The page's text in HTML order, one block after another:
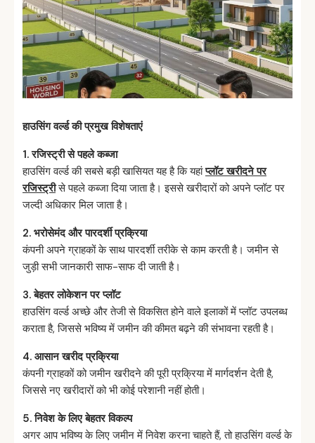
हाउसिंगवर्ल्डकीप्रमुखविशेषताएं
1. रजिस्ट्री से पहले कब्जा
हाउसिंग वर्ल्ड की सबसे बड़ी खासियत यह है कि यहांप्लॉट खरीदने पर
रजिस्ट्रीसे पहले कब्जा दिया जाता है। इससे खरीदारों को अपने प्लॉट पर
जल्दी अधिकार मिल जाता है।
2. भरोसेमंदऔरपारदर्शीप्रक्रिया
कंपनी अपने ग्राहकों के साथ पारदर्शी तरीके से काम करती है। जमीन से
जुड़ी सभी जानकारी साफ-साफ दी जाती है।
3.बेहतरलोकेशनपरप्लॉट
हाउसिंग वर्ल्ड अच्छे और तेजी से विकसित होने वाले इलाकों में प्लॉट उपलब्ध
कराता है, जिससे भविष्य में जमीन की कीमत बढ़ने की संभावना रहती है।
4. आसानखरीदप्रक्रिया
कंपनी ग्राहकों को जमीन खरीदने की पूरी प्रक्रिया में मार्गदर्शन देती है,
जिससे नए खरीदारों को भी कोई परेशानी नहीं होती।
5.निवेशकेलिएबेहतरविकल्प
अगर आप भविष्य के लिए जमीन में निवेश करना चाहते हैं, तो हाउसिंग वर्ल्ड के